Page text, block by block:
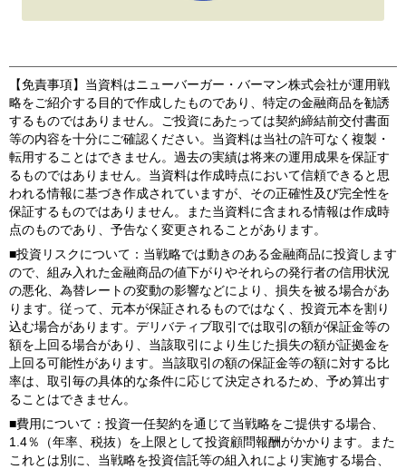
【免責事項】当資料はニューバーガー・バーマン株式会社が運用戦
略をご紹介する目的で作成したものであり、特定の金融商品を勧誘
するものではありません。ご投資にあたっては契約締結前交付書面
等の内容を十分にご確認ください。当資料は当社の許可なく複製・
転用することはできません。過去の実績は将来の運用成果を保証す
るものではありません。当資料は作成時点において信頼できると思
われる情報に基づき作成されていますが、その正確性及び完全性を
保証するものではありません。また当資料に含まれる情報は作成時
点のものであり、予告なく変更されることがあります。
■投資リスクについて：当戦略では動きのある金融商品に投資します
ので、組み入れた金融商品の値下がりやそれらの発行者の信用状況
の悪化、為替レートの変動の影響などにより、損失を被る場合があ
ります。従って、元本が保証されるものではなく、投資元本を割り
込む場合があります。デリバティブ取引では取引の額が保証金等の
額を上回る場合があり、当該取引により生じた損失の額が証拠金を
上回る可能性があります。当該取引の額の保証金等の額に対する比
率は、取引毎の具体的な条件に応じて決定されるため、予め算出す
ることはできません。
■費用について：投資一任契約を通じて当戦略をご提供する場合、
1.4％（年率、税抜）を上限として投資顧問報酬がかかります。また
これとは別に、当戦略を投資信託等の組入れにより実施する場合、